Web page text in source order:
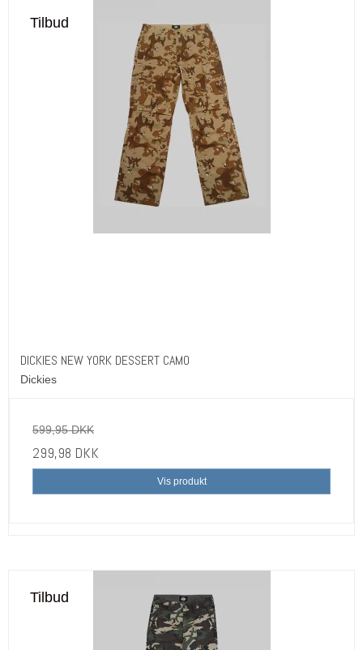
Tilbud
DICKIES NEW YORK DESSERT CAMO
Dickies
599,95 DKK
299,98 DKK
Vis produkt
Tilbud